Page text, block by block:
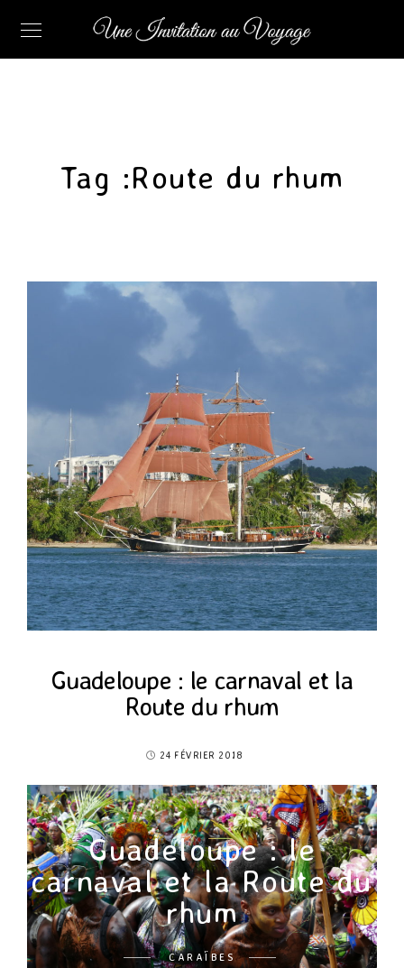
Tag :Route du rhum
Guadeloupe : le carnaval et la
Route du rhum
24 FÉVRIER 2018
Guadeloupe : le
carnaval et la Route du
rhum
CARAÏBES